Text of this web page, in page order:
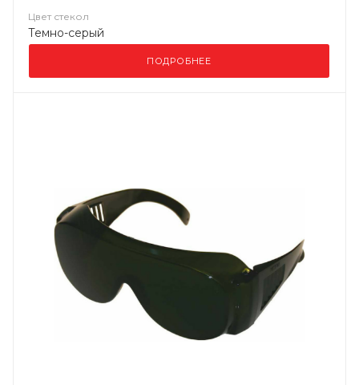
Цвет стекол
Темно-серый
ПОДРОБНЕЕ